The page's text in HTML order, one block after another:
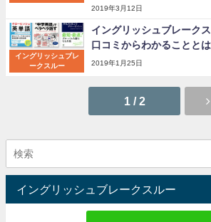
2019年3月12日
イングリッシュブレ
ークスルー
イングリッシュブレーク
口コミからわかることと
2019年1月25日
1 / 2
イングリッシュブレークスルー